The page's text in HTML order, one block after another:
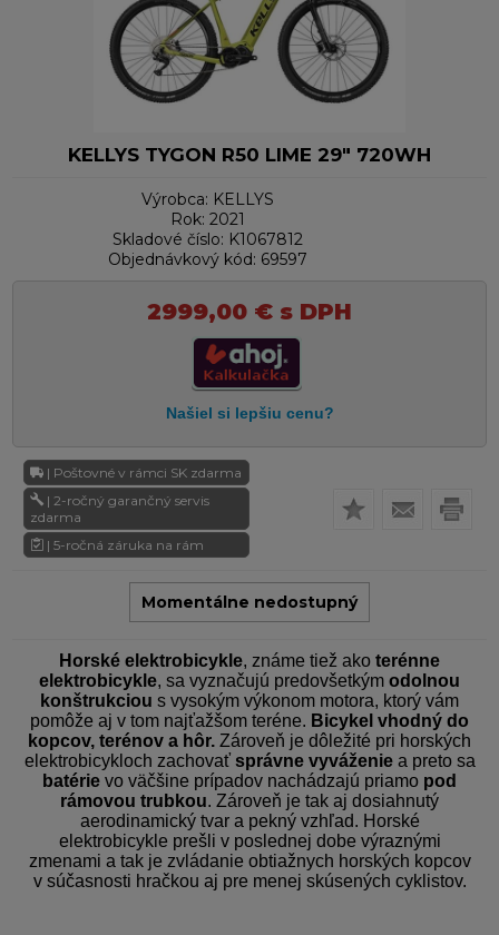
KELLYS TYGON R50 LIME 29" 720WH
Výrobca: KELLYS
Rok: 2021
Skladové číslo: K1067812
Objednávkový kód: 69597
2999,00 € s DPH
| Poštovné v rámci SK zdarma
| 2-ročný garančný servis
zdarma
| 5-ročná záruka na rám
Momentálne nedostupný
Horské elektrobicykle, známe tiež ako terénne
elektrobicykle, sa vyznačujú predovšetkým odolnou
konštrukciou s vysokým výkonom motora, ktorý vám
pomôže aj v tom najťažšom teréne. Bicykel vhodný do
kopcov, terénov a hôr. Zároveň je dôležité pri horských
elektrobicykloch zachovať správne vyváženiea preto sa
batérie vo väčšine prípadov nachádzajú priamo pod
rámovou trubkou. Zároveň je tak aj dosiahnutý
aerodinamický tvar a pekný vzhľad. Horské
elektrobicykle prešli v poslednej dobe výraznými
zmenami a tak je zvládanie obtiažnych horských kopcov
v súčasnosti hračkou aj pre menej skúsených cyklistov.